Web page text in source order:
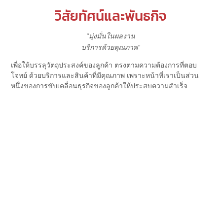
วิสัยทัศน์และพันธกิจ
“มุ่งมั่นในผลงาน
บริการด้วยคุณภาพ”
เพื่อให้บรรลุวัตถุประสงค์ของลูกค้า ตรงตามความต้องการที่ตอบ
โจทย์ ด้วยบริการและสินค้าที่มีคุณภาพ เพราะหน้าที่เราเป็นส่วน
หนึ่งของการขับเคลื่อนธุรกิจของลูกค้าให้ประสบความสำเร็จ